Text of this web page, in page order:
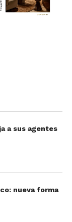
a sus agentes
nueva forma